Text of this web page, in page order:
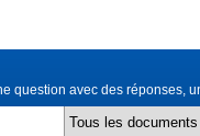
question avec des réponses,